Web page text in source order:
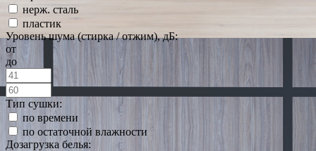
нерж. сталь
пластик
Уровень шума (стирка / отжим), дБ:
от
до
Тип сушки:
по времени
по остаточной влажности
Дозагрузка белья: